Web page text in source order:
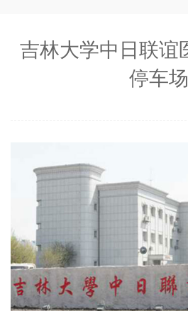
吉林大学中日联谊
停车场